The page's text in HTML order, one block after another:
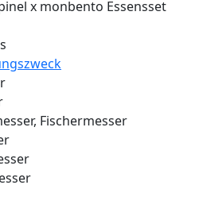
x monbento Essensset
Fischermesser